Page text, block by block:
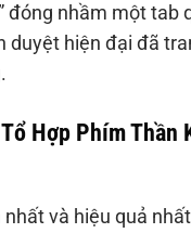
đóng nhầm một
duyệt hiện đại đã
Hợp Phím
và hiệu quả